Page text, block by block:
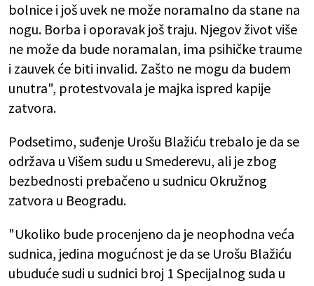
bolnice i još uvek ne može noramalno da stane na
nogu. Borba i oporavak još traju. Njegov život više
ne može da bude noramalan, ima psihičke traume
i zauvek će biti invalid. Zašto ne mogu da budem
unutra", protestvovala je majka ispred kapije
zatvora.
Podsetimo, suđenje Urošu Blažiću trebalo je da se
održava u Višem sudu u Smederevu, ali je zbog
bezbednosti prebačeno u sudnicu Okružnog
zatvora u Beogradu.
"Ukoliko bude procenjeno da je neophodna veća
sudnica, jedina mogućnost je da se Urošu Blažiću
ubuduće sudi u sudnici broj 1 Specijalnog suda u